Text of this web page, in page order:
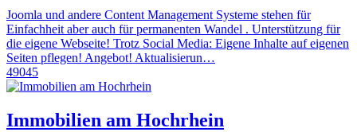
Joomla und andere Content Management Systeme stehen für
Einfachheit aber auch für permanenten Wandel . Unterstützung für
die eigene Webseite! Trotz Social Media: Eigene Inhalte auf eigenen
Seiten pflegen! Angebot! Aktualisierun…
49045
Immobilien am Hochrhein